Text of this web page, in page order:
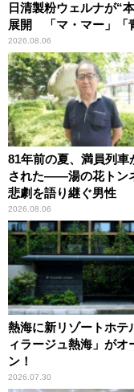
日清製粉ウェルナが“
展開 「マ・マー」「
2026.08.06
81年前の夏、満員列車
された――湯の花トン
悲劇を語り継ぐ男性
2026.08.06
熱海に新リゾートホテ
ィラージュ熱海」がオ
ン！
2026.07.30